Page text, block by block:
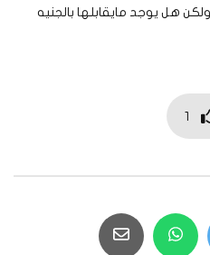
هل يوجد مايقابلها بالجنيه
1